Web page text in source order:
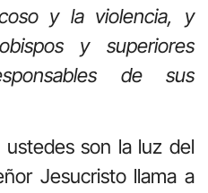
y la violencia, y
y superiores
de sus
son la luz del
Jesucristo llama a